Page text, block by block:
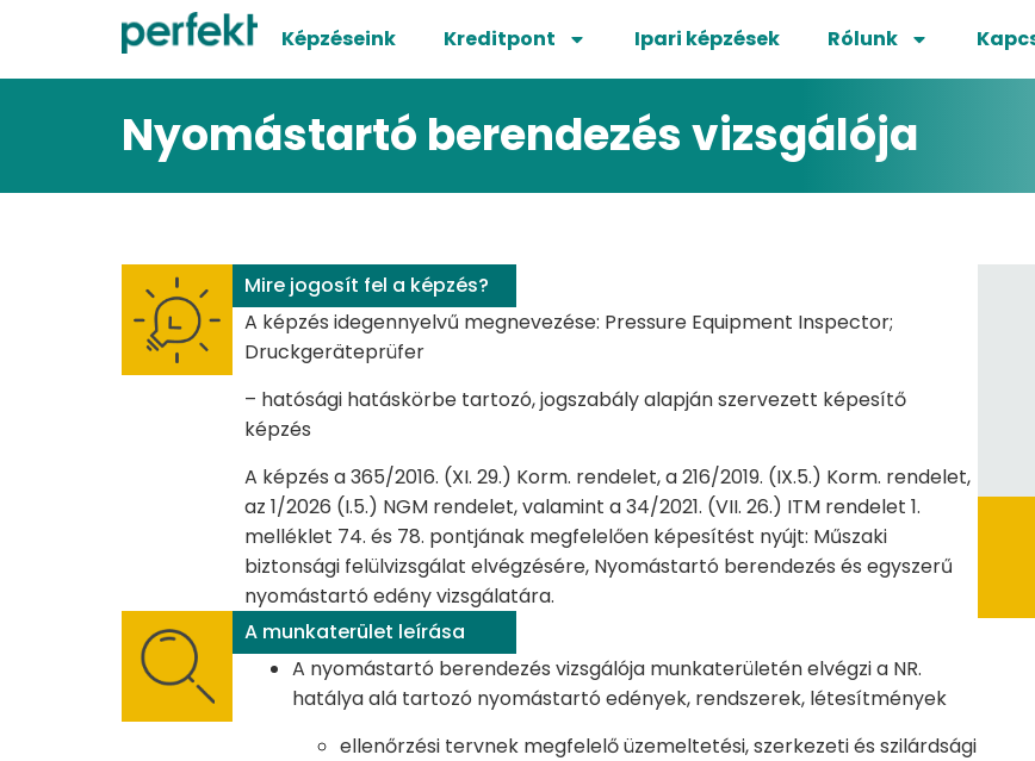
Képzéseink Kreditpont Ipari képzések Rólunk
Nyomástartó berendezés vizsgálója
Mire jogosít fel a képzés?
A képzés idegennyelvű megnevezése: Pressure Equipment Inspector;
Druckgeräteprüfer
– hatósági hatáskörbe tartozó, jogszabály alapján szervezett képesítő
képzés
A képzés a 365/2016. (XI. 29.) Korm. rendelet, a 216/2019. (IX.5.) Korm. rendelet,
az 1/2026 (I.5.) NGM rendelet, valamint a 34/2021. (VII. 26.) ITM rendelet 1.
melléklet 74. és 78. pontjának megfelelően képesítést nyújt: Műszaki
biztonsági felülvizsgálat elvégzésére, Nyomástartó berendezés és egyszerű
nyomástartó edény vizsgálatára.
A munkaterület leírása
A nyomástartó berendezés vizsgálója munkaterületén elvégzi a NR.
hatálya alá tartozó nyomástartó edények, rendszerek, létesítmények
ellenőrzési tervnek megfelelő üzemeltetési, szerkezeti és szilárdsági